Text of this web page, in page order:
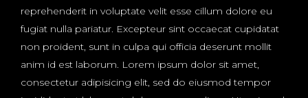
reprehenderit in voluptate velit esse cillum dolore eu
fugiat nulla pariatur. Excepteur sint occaecat cupidatat
non proident, sunt in culpa qui officia deserunt mollit
anim id est laborum. Lorem ipsum dolor sit amet,
consectetur adipisicing elit, sed do eiusmod tempor